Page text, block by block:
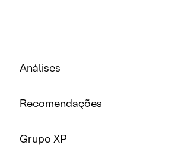
Análises
Recomendações
Grupo XP